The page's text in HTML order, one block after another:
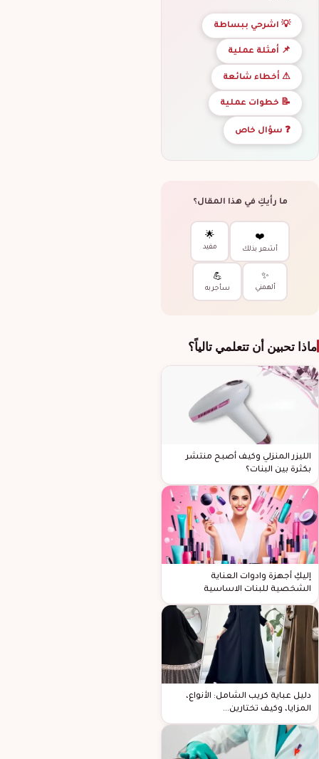
💡 اشرحي ببساطة
📌 أمثلة عملية
⚠ أخطاء شائعة
📝 خطوات عملية
❓ سؤال خاص
ما رأيكِ في هذا المقال؟
❤️
أشعر بذلك
🌟
مفيد
✨
ألهمني
💪
سأجربه
ماذا تحبين أن تتعلمي تالياً؟
الليزر المنزلي وكيف أصبح منتشر
بكثرة بين البنات؟
إليكِ أجهزة وادوات العناية
الشخصية للبنات الاساسية
دليل عباية كريب الشامل: الأنواع،
المزايا، وكيف تختارين…